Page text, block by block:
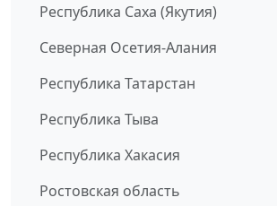
Республика Саха (Якутия)
Северная Осетия-Алания
Республика Татарстан
Республика Тыва
Республика Хакасия
Ростовская область